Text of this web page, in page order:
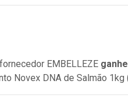
EMBELLEZE ganhe
Novex DNA de Salmão